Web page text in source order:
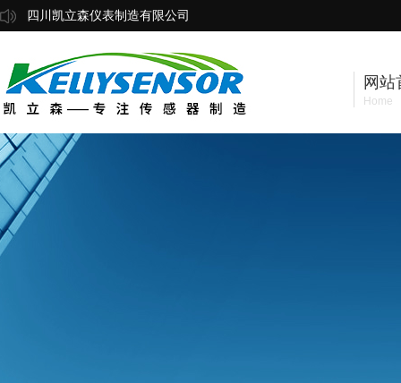
四川凯立森仪表制造有限公司
网站
Home